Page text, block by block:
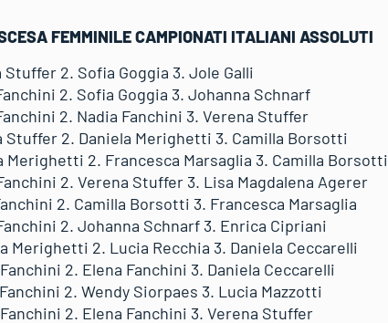
FEMMINILE CAMPIONATI ITALIANI ASSOLUTI
Stuffer 2. Sofia Goggia 3. Jole Galli
2. Sofia Goggia 3. Johanna Schnarf
2. Nadia Fanchini 3. Verena Stuffer
Stuffer 2. Daniela Merighetti 3. Camilla Borsotti
Merighetti 2. Francesca Marsaglia 3. Camilla Borsotti
2. Verena Stuffer 3. Lisa Magdalena Agerer
2. Camilla Borsotti 3. Francesca Marsaglia
2. Johanna Schnarf 3. Enrica Cipriani
Merighetti 2. Lucia Recchia 3. Daniela Ceccarelli
2. Elena Fanchini 3. Daniela Ceccarelli
2. Wendy Siorpaes 3. Lucia Mazzotti
Fanchini 2. Elena Fanchini 3. Verena Stuffer